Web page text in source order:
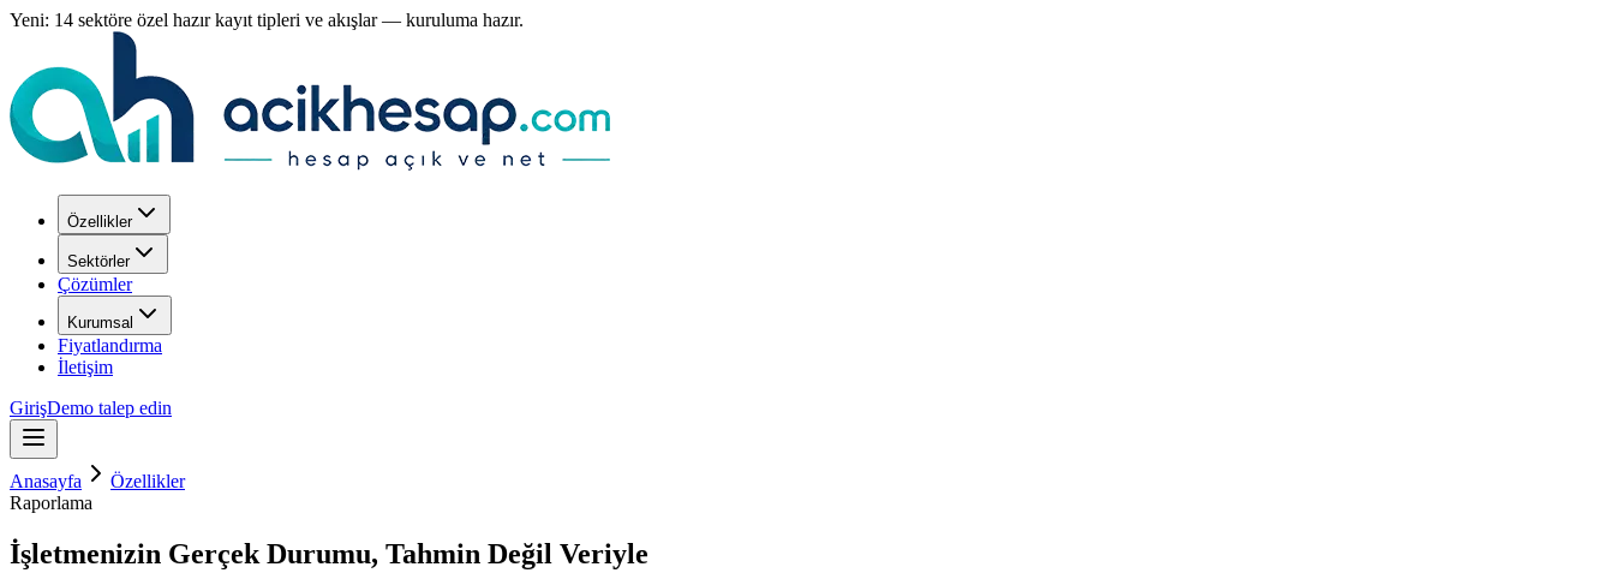
Yeni: 14 sektöre özel hazır kayıt tipleri ve akışlar — kuruluma hazır.
Özellikler
Sektörler
Çözümler
Kurumsal
Fiyatlandırma
İletişim
GirişDemo talep edin
Anasayfa
Özellikler
Raporlama
İşletmenizin Gerçek Durumu, Tahmin Değil Veriyle